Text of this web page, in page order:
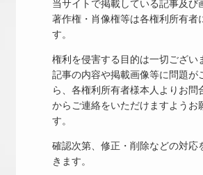
当サイトで掲載している記事及び
著作権・肖像権等は各権利所有者
す。
権利を侵害する目的は一切ござい
記事の内容や掲載画像等に問題が
ら、各権利所有者様本人よりお問
からご連絡をいただけますようお
す。
確認次第、修正・削除などの対応
きます。